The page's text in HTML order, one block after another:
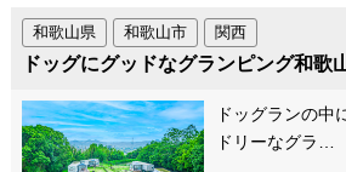
和歌山市 関西
和歌山県
ドッグにグッドなグランピング和歌
ドッグランの中
ドリーなグラ…